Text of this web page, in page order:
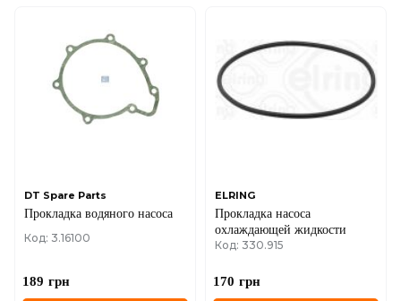
RAVON
RENAULT
SMART
SSANGYONG
DT Spare Parts
Прокладка водяного насоса
Код: 3.16100
189 грн
ELRING
Прокладка насоса
охлаждающей жидкости
Код: 330.915
170 грн